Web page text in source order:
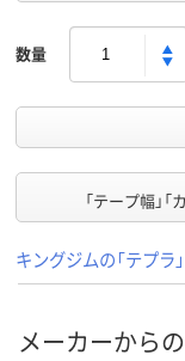
数量
「テープ幅」
キングジムの「テプラ
メーカーから